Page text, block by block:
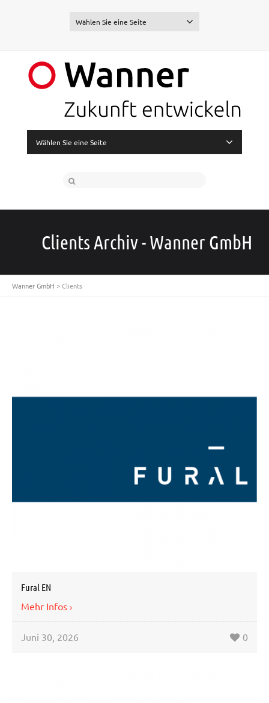
Wählen Sie eine Seite
Wählen Sie eine Seite
Clients Archiv - Wanner GmbH
Wanner GmbH >Clients
Fural EN
Mehr Infos
Juni 30, 2026 0